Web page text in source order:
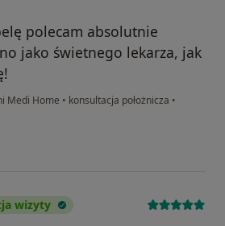
polecam absolutnie
jako świetnego lekarza, jak
Medi Home • konsultacja położnicza •
wizyty